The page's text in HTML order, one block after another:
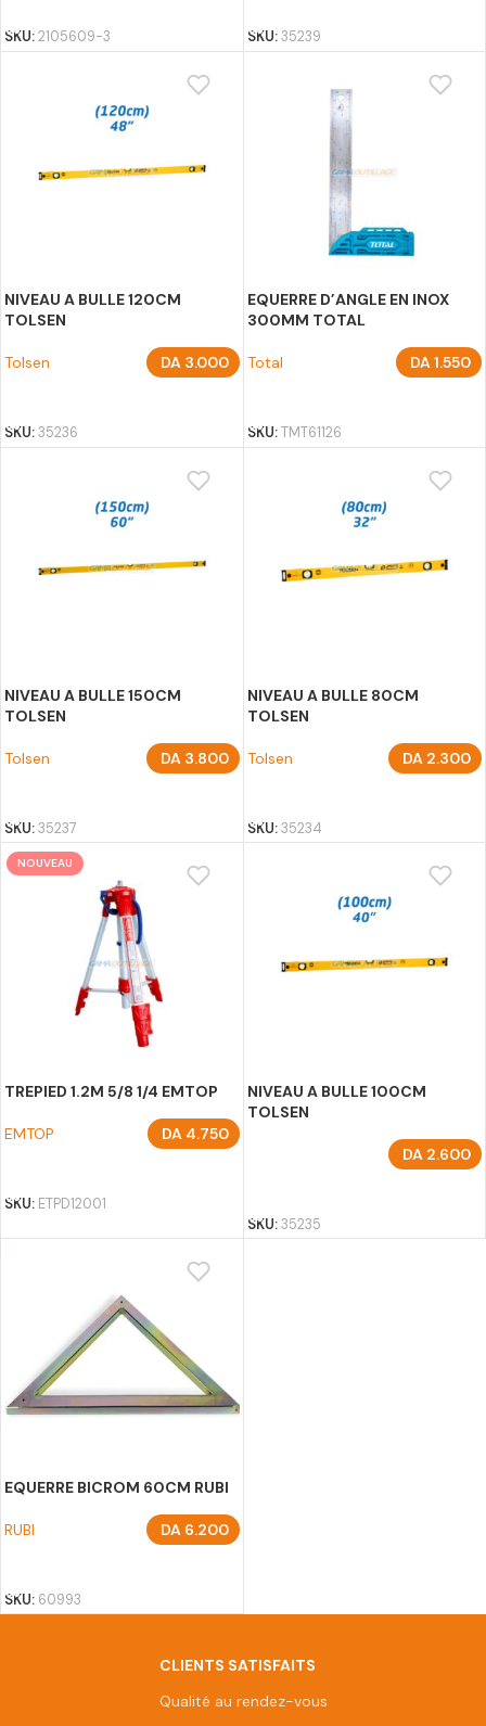
SKU:2105609-3 SKU:35239
NIVEAU A BULLE 120CM
TOLSEN
Tolsen DA3.000
SKU:35236
EQUERRE D’ANGLE EN INOX
300MM TOTAL
Total DA1.550
SKU: TMT61126
NIVEAU A BULLE 150CM
TOLSEN
Tolsen DA3.800
SKU:35237
NIVEAU A BULLE 80CM
TOLSEN
Tolsen DA 2.300
SKU:35234
NOUVEAU
TREPIED 1.2M 5/8 1/4 EMTOP
EMTOP DA4.750
SKU: ETPD12001
NIVEAU A BULLE 100CM
TOLSEN
DA 2.600
SKU:35235
EQUERRE BICROM 60CM RUBI
RUBI DA6.200
SKU: 60993
CLIENTS SATISFAITS
Qualité au rendez-vous